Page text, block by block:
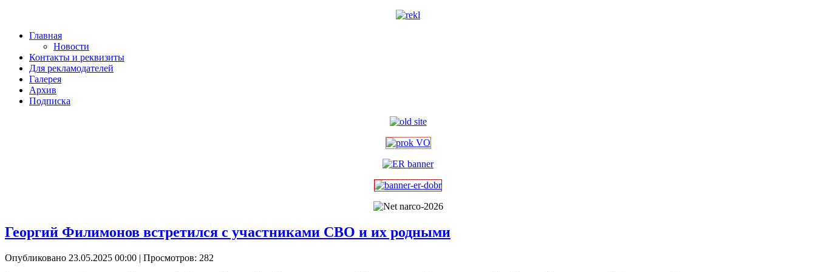
Главная
Новости
Контакты и реквизиты
Для рекламодателей
Галерея
Архив
Подписка
Георгий Филимонов встретился с участниками СВО и их родными
Опубликовано 23.05.2025 00:00 | Просмотров: 282